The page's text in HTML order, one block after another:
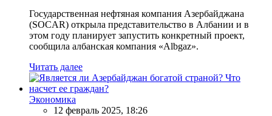
Государственная нефтяная компания Азербайджана
(SOCAR) открыла представительство в Албании и в
этом году планирует запустить конкретный проект,
сообщила албанская компания «Albgaz».
Читать далее
Экономика
12 февраль 2025, 18:26